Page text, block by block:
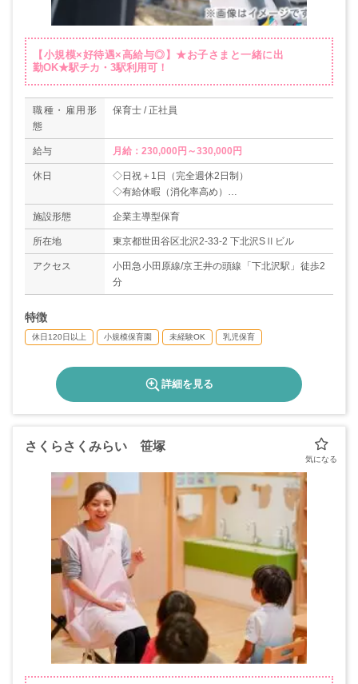
【小規模×好待遇×高給与◎】★お子さまと一緒に出
勤OK★駅チカ・3駅利用可！
職種・雇用形
態
保育士 / 正社員
給与 月給：230,000円～330,000円
休日
◇日祝＋1日（完全週休2日制）
◇有給休暇（消化率高め）
◇年末年始休暇
◇産前産後休暇・育児休暇（取得実績あり）
◇結婚休暇
＊年間休日数120日
施設形態 企業主導型保育
所在地 東京都世田谷区北沢2-33-2 下北沢SⅡビル
アクセス
小田急小田原線/京王井の頭線「下北沢駅」徒歩2
分
特徴
休日120日以上 小規模保育園 未経験OK 乳児保育
詳細を見る
さくらさくみらい 笹塚